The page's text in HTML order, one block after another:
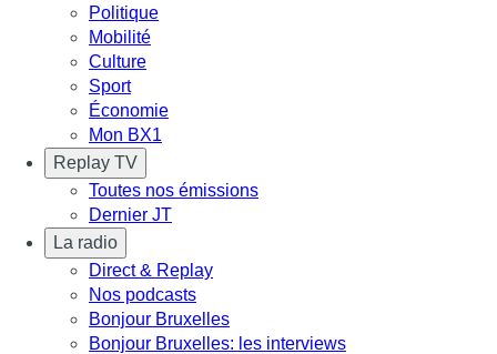
Politique
Mobilité
Culture
Sport
Économie
Mon BX1
Replay TV
Toutes nos émissions
Dernier JT
La radio
Direct & Replay
Nos podcasts
Bonjour Bruxelles
Bonjour Bruxelles: les interviews